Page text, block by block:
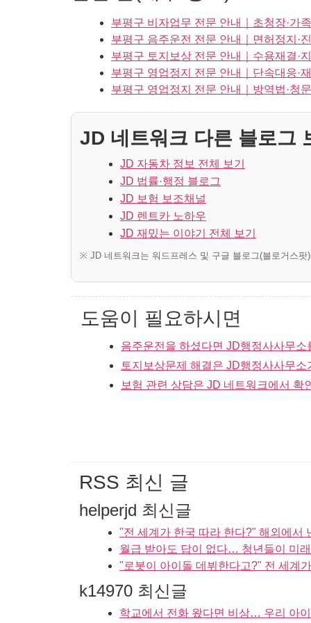
부평구 비자업무 전문 안내｜초청장·가
부평구 음주운전 전문 안내｜면허정지·
부평구 토지보상 전문 안내｜수용재결·
부평구 영업정지 전문 안내｜단속대응·
부평구 영업정지 전문 안내｜방역법·청
JD 네트워크 다른 블로그
JD 자동차 정보 전체 보기
JD 법률·행정 블로그
JD 보험 보조채널
JD 렌트카 노하우
JD 재밌는 이야기 전체 보기
※ JD 네트워크는 워드프레스 및 구글 블로그(블로거스
도움이 필요하시면
음주운전을 하셨다면 JD행정사사무소
토지보상문제 해결은 JD행정사사무소
보험 관련 상담은 JD 네트워크에서 확
RSS 최신 글
helperjd 최신글
"전 세계가 한국 따라 한다?" 해외에서
월급 받아도 답이 없다… 청년들이 미
"로봇이 아이돌 데뷔한다고?" 전 세계
k14970 최신글
학교에서 전화 왔다면 비상… 우리 아